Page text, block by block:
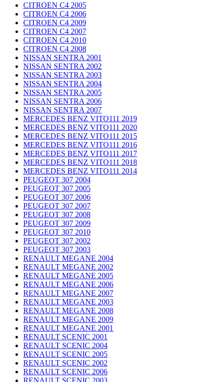
CITROEN C4 2005
CITROEN C4 2006
CITROEN C4 2009
CITROEN C4 2007
CITROEN C4 2010
CITROEN C4 2008
NISSAN SENTRA 2001
NISSAN SENTRA 2002
NISSAN SENTRA 2003
NISSAN SENTRA 2004
NISSAN SENTRA 2005
NISSAN SENTRA 2006
NISSAN SENTRA 2007
MERCEDES BENZ VITO111 2019
MERCEDES BENZ VITO111 2020
MERCEDES BENZ VITO111 2015
MERCEDES BENZ VITO111 2016
MERCEDES BENZ VITO111 2017
MERCEDES BENZ VITO111 2018
MERCEDES BENZ VITO111 2014
PEUGEOT 307 2004
PEUGEOT 307 2005
PEUGEOT 307 2006
PEUGEOT 307 2007
PEUGEOT 307 2008
PEUGEOT 307 2009
PEUGEOT 307 2010
PEUGEOT 307 2002
PEUGEOT 307 2003
RENAULT MEGANE 2004
RENAULT MEGANE 2002
RENAULT MEGANE 2005
RENAULT MEGANE 2006
RENAULT MEGANE 2007
RENAULT MEGANE 2003
RENAULT MEGANE 2008
RENAULT MEGANE 2009
RENAULT MEGANE 2001
RENAULT SCENIC 2001
RENAULT SCENIC 2004
RENAULT SCENIC 2005
RENAULT SCENIC 2002
RENAULT SCENIC 2006
RENAULT SCENIC 2003